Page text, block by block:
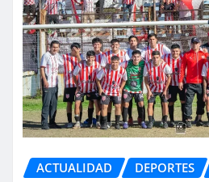
ACTUALIDAD DEPORTES